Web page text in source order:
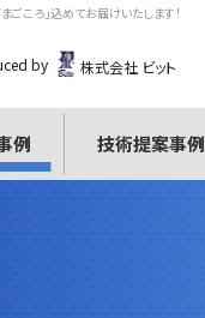
ごころ」込めてお届けいたします！
by 株式会社 ビット
例 技術提案事例